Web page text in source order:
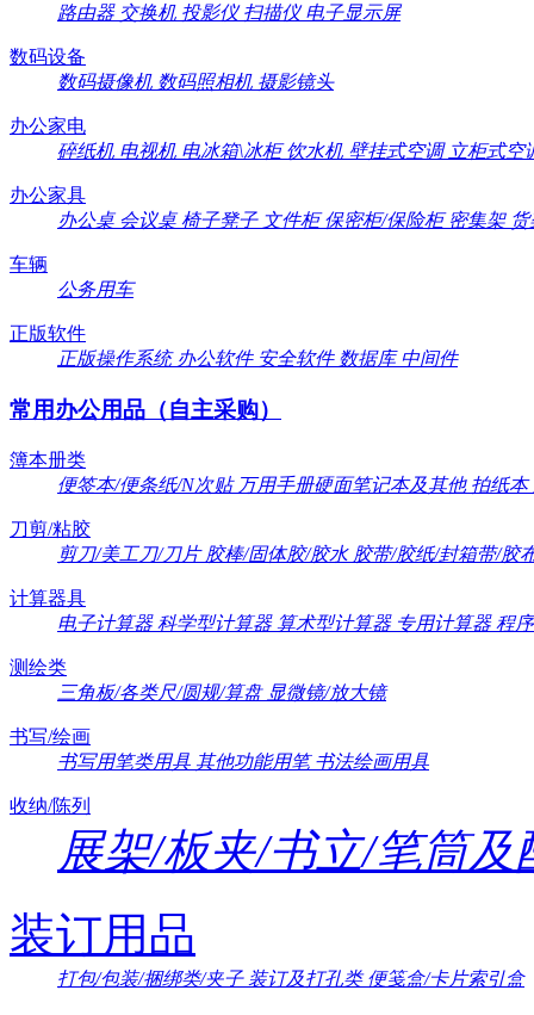
路由器 交换机 投影仪扫描仪电子显示屏
数码设备
数码摄像机 数码照相机 摄影镜头
办公家电
碎纸机 电视机 电冰箱\冰柜饮水机 壁挂式空调 立柜式空
办公家具
办公桌 会议桌椅子凳子 文件柜保密柜/保险柜密集架
车辆
公务用车
正版软件
正版操作系统 办公软件 安全软件 数据库中间件
常用办公用品（自主采购）
簿本册类
便签本/便条纸/N次贴 万用手册硬面笔记本及其他 拍纸本
刀剪/粘胶
剪刀/美工刀/刀片 胶棒/固体胶/胶水 胶带/胶纸/封箱带/胶
计算器具
电子计算器科学型计算器算术型计算器 专用计算器程
测绘类
三角板/各类尺/圆规/算盘 显微镜/放大镜
书写/绘画
书写用笔类用具 其他功能用笔书法绘画用具
收纳/陈列
展架/板夹/书立/笔筒
装订用品
打包/包装/捆绑类/夹子 装订及打孔类便笺盒/卡片索引盒